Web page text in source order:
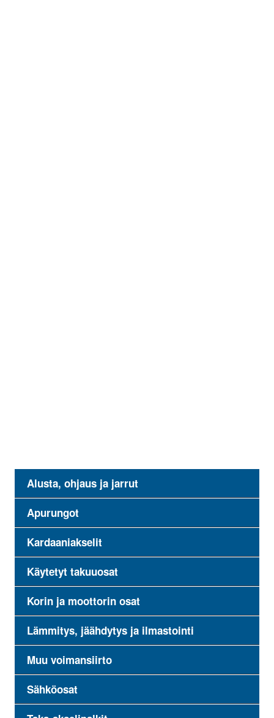
Alusta, ohjaus ja jarrut
Apurungot
Kardaaniakselit
Käytetyt takuuosat
Korin ja moottorin osat
Lämmitys, jäähdytys ja ilmastointi
Muu voimansiirto
Sähköosat